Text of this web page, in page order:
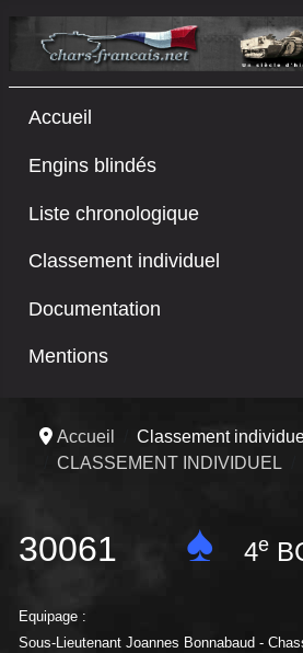
Accueil
Engins blindés
Liste chronologique
Classement individuel
Documentation
Mentions
Accueil Classement
CLASSEMENT INDIVIDUEL
30061 ♠ 4e
Equipage :
Sous-Lieutenant Joannes Bonnabaud -